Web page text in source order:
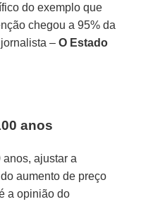
do exemplo que
chegou a 95% da
jornalista –O Estado
anos
anos, ajustar a
aumento de preço
a opinião do